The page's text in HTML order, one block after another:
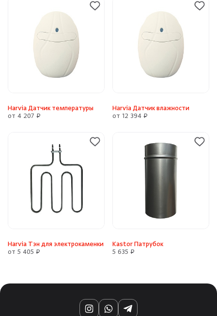
Harvia Датчик температуры
от 4 207 ₽
Harvia Датчик влажности
от 12 394 ₽
Harvia Тэн для электрокаменки
от 5 405 ₽
Kastor Патрубок
5 635 ₽
InstagramWhatsAppTelegram